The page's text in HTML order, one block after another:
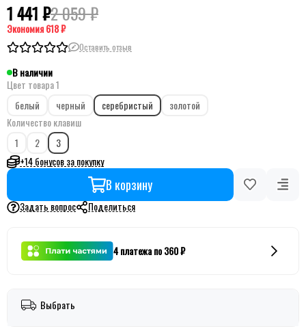
1 441 ₽2 059 ₽
Экономия618 ₽
Оставить отзыв
В наличии
Цвет товара 1
белый
черный серебристый
золотой
Количество клавиш
1
2
3
+14 бонусов за покупку
В корзину
Задать вопрос Поделиться
4 платежа по 360 ₽
Выбрать